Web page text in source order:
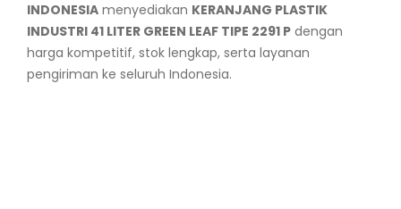
INDONESIA menyediakan KERANJANG PLASTIK
INDUSTRI 41 LITER GREEN LEAF TIPE 2291 P dengan
harga kompetitif, stok lengkap, serta layanan
pengiriman ke seluruh Indonesia.